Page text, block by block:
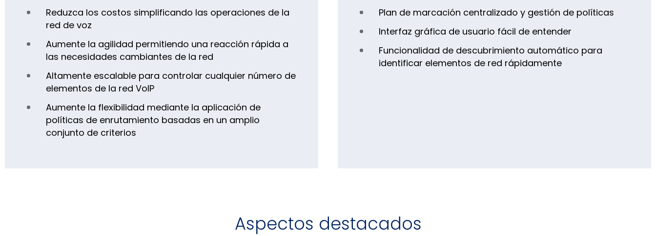
Reduzca los costos simplificando las operaciones de la
red de voz
Aumente la agilidad permitiendo una reacción rápida a
las necesidades cambiantes de la red
Altamente escalable para controlar cualquier número de
elementos de la red VoIP
Aumente la flexibilidad mediante la aplicación de
políticas de enrutamiento basadas en un amplio
conjunto de criterios
Plan de marcación centralizado y gestión de políticas
Interfaz gráfica de usuario fácil de entender
Funcionalidad de descubrimiento automático para
identificar elementos de red rápidamente
Aspectos destacados